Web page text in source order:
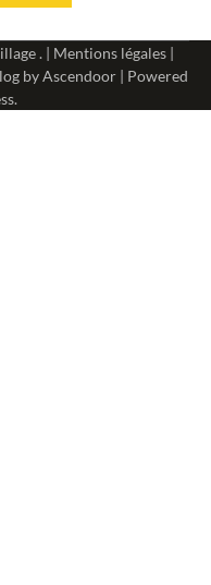
. | Mentions légales|
byAscendoor | Powered
.